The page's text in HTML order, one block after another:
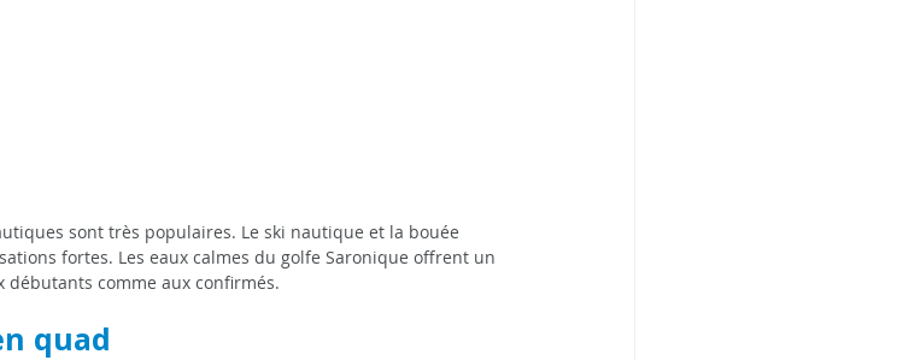
sont très populaires. Le ski nautique et la bouée
fortes. Les eaux calmes du golfe Saronique offrent un
débutants comme aux confirmés.
quad